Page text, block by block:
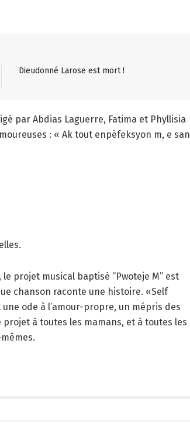
Dieudonné Larose est mort !
par Abdias Laguerre, Fatima et Phyllisia
: « Ak tout enpèfeksyon m, e san
projet musical baptisé “Pwoteje M” est
chanson raconte une histoire. «Self
ode à l’amour-propre, un mépris des
à toutes les mamans, et à toutes les